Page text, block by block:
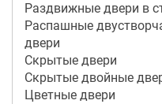
Раздвижные двери в
Распашные
двери
Скрытые двери
Скрытые двойные
Цветные двери